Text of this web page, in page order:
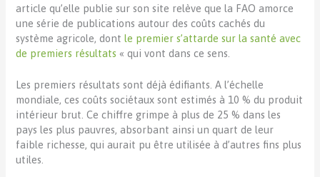
article qu’elle publie sur son site relève que la FAO amorce
une série de publications autour des coûts cachés du
système agricole, dont le premier s’attarde sur la santé avec
de premiers résultats « qui vont dans ce sens.
Les premiers résultats sont déjà édifiants. A l’échelle
mondiale, ces coûts sociétaux sont estimés à 10 % du produit
intérieur brut. Ce chiffre grimpe à plus de 25 % dans les
pays les plus pauvres, absorbant ainsi un quart de leur
faible richesse, qui aurait pu être utilisée à d’autres fins plus
utiles.